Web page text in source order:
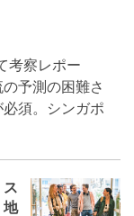
考察レポー
予測の困難さ
須。シンガポ
地